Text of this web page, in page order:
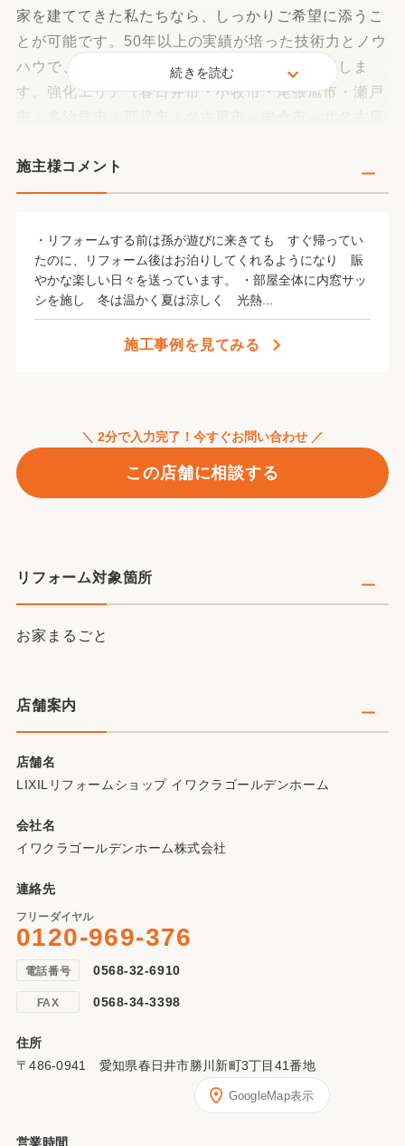
家を建ててきた私たちなら、しっかりご希望に添うこ
とが可能です。50年以上の実績が培った技術力とノウ
ハウで、思い通りで高品質なリフォームを実現しま
す。強化エリア（春日井市・小牧市・尾張旭市・瀬戸
当店では新型コロナウィルスを対策徹底しています
続きを読む
施主様コメント
・リフォームする前は孫が遊びに来きても すぐ帰ってい
たのに、リフォーム後はお泊りしてくれるようになり 賑
やかな楽しい日々を送っています。 ・部屋全体に内窓サッ
シを施し 冬は温かく夏は涼しく 光熱...
施工事例を見てみる
＼ 2分で入力完了！今すぐお問い合わせ ／
この店舗に相談する
リフォーム対象箇所
お家まるごと
店舗案内
店舗名
LIXILリフォームショップ イワクラゴールデンホーム
会社名
イワクラゴールデンホーム株式会社
連絡先
フリーダイヤル
0120-969-376
電話番号 0568-32-6910
FAX 0568-34-3398
住所
〒486-0941 愛知県春日井市勝川新町3丁目41番地
GoogleMap表示
営業時間